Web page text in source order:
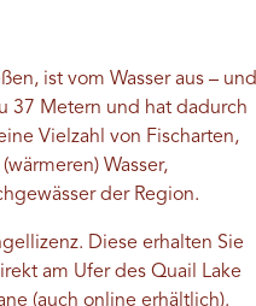
ist vom Wasser aus – und
37 Metern und hat dadurch
Vielzahl von Fischarten,
Wasser,
der Region.
Diese erhalten Sie
am Ufer des Quail Lake
(auch online erhältlich).